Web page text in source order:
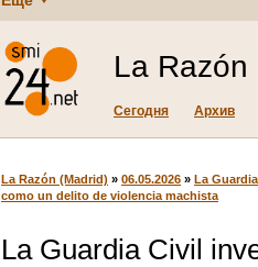
La Razón
Сегодня Архив
La Razón (Madrid) » 06.05.2026 » La
como un delito de violencia machista
La Guardia Civil